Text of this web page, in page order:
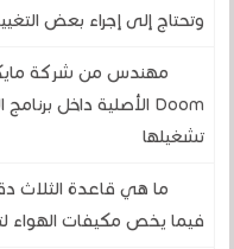
وتحتاج إلى إجراء بعض
مهندس من شركة
تشغيلها
ما هي قاعدة الثلاث
فيما يخص مكيفات الهواء